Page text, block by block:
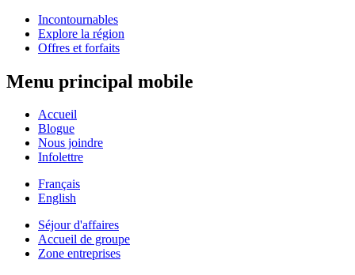
Incontournables
Explore la région
Offres et forfaits
Menu principal mobile
Accueil
Blogue
Nous joindre
Infolettre
Français
English
Séjour d'affaires
Accueil de groupe
Zone entreprises